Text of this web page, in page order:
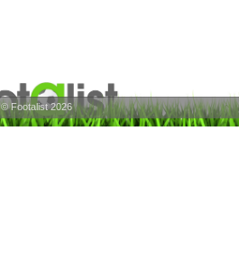
© Footalist 2026